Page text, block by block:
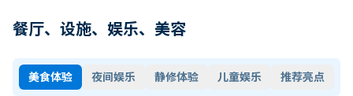
餐厅、设施、娱乐、美容
美食体验 夜间娱乐 静修体验 儿童娱乐 推荐亮点